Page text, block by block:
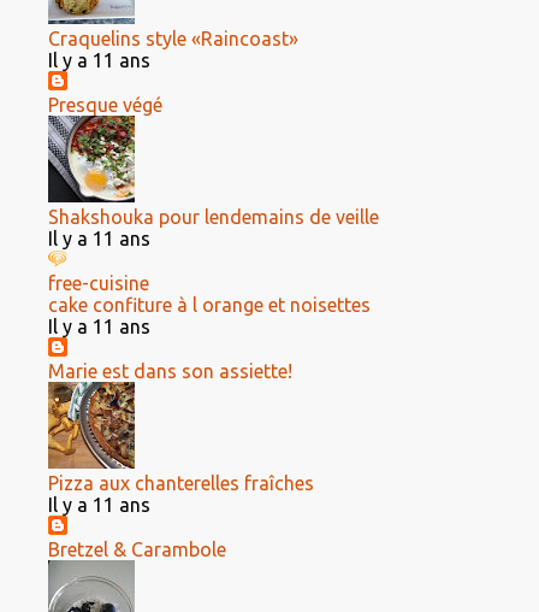
Craquelins style «Raincoast»
Il y a 11 ans
Presque végé
Shakshouka pour lendemains de veille
Il y a 11 ans
free-cuisine
cake confiture à l orange et noisettes
Il y a 11 ans
Marie est dans son assiette!
Pizza aux chanterelles fraîches
Il y a 11 ans
Bretzel & Carambole